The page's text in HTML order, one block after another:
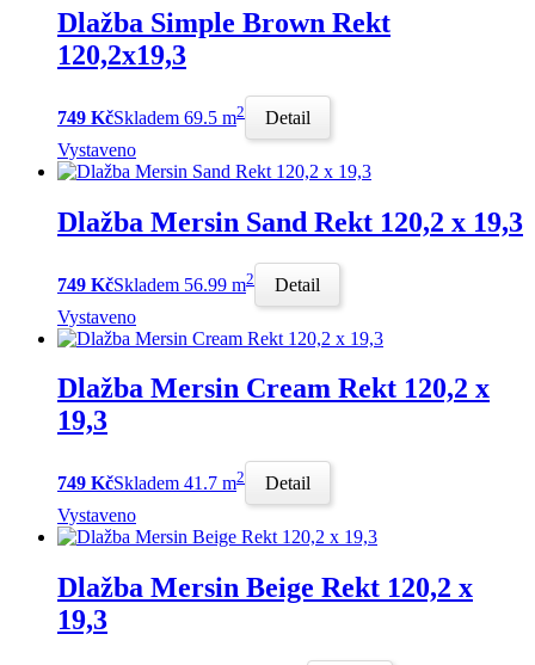
Dlažba Simple Brown Rekt
120,2x19,3
749 KčSkladem 69.5 m2
Detail
Vystaveno
Dlažba Mersin Sand Rekt 120,2 x 19,3
749 KčSkladem 56.99 m2
Detail
Vystaveno
Dlažba Mersin Cream Rekt 120,2 x
19,3
749 KčSkladem 41.7 m2
Detail
Vystaveno
Dlažba Mersin Beige Rekt 120,2 x
19,3